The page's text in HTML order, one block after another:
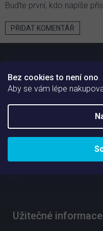
Bez cookies to není ono
Aby se vám lépe
Buďte první, kdo napíše
PŘIDAT KOMENTÁŘ
Užitečné informace